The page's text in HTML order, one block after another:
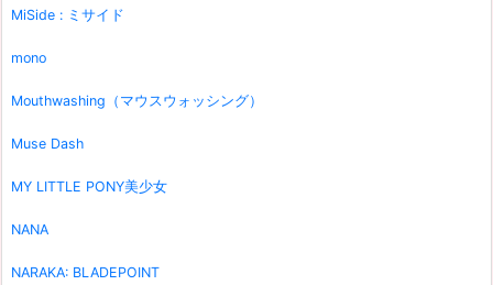
MiSide : ミサイド
mono
Mouthwashing（マウスウォッシング）
Muse Dash
MY LITTLE PONY美少女
NANA
NARAKA: BLADEPOINT